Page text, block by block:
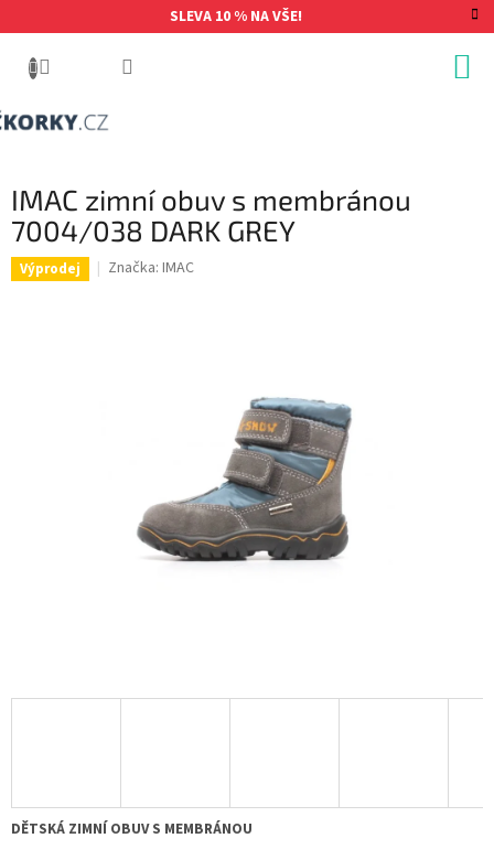
na
SLEVA 10 % NA VŠE!
IMAC zimní obuv s membránou
7004/038 DARK GREY
Výprodej Značka: IMAC
DĚTSKÁ ZIMNÍ OBUV S MEMBRÁNOU